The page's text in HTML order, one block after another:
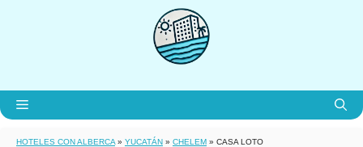
Menú
HOTELES CON ALBERCA » YUCATÁN » CHELEM » CASA LOTO